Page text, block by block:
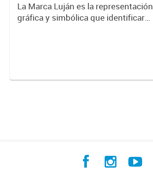
La Marca Luján es la representación
gráfica y simbólica que identificará